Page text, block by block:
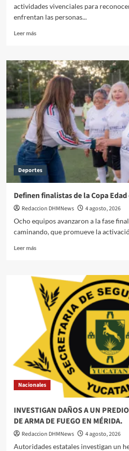
actividades vivenciales para
enfrentan las personas...
Leer másLeer
Fomentan
inclusión
entre
las
infancias
con
Ferias
Sensoriales
en
comunidades.
Deportes
Definen finalistas de la Copa Edad
Redaccion DHMNews
4 agosto, 2026
Ocho equipos avanzaron a la fase
caminando, que promueve la
Leer másLeer
finalistas
de
la
Copa
Edad
Oro
2026.
Nacionales
INVESTIGAN DAÑOS A UN
DE ARMA DE FUEGO EN MÉRIDA.
Redaccion DHMNews
4 agosto, 2026
Autoridades estatales investigan un